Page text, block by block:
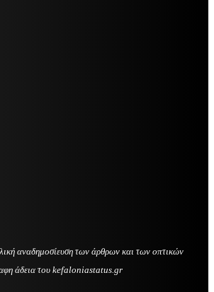
αναδημοσίευση των άρθρων και των οπτικών
άδεια του kefaloniastatus.gr